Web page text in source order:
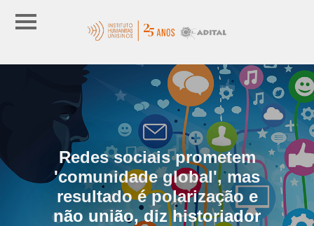
Redes sociais prometem
'comunidade global', mas
resultado é polarização e
não união, diz historiador